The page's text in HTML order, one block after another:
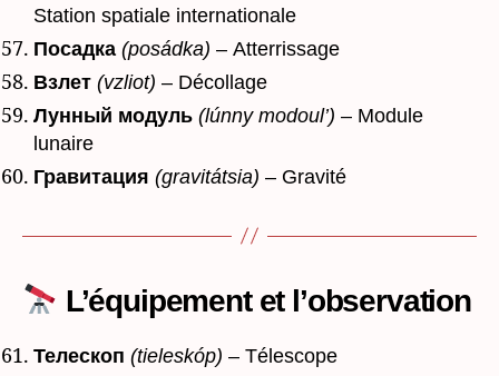
Station spatiale internationale
Посадка (posádka) – Atterrissage
Взлет (vzliot) – Décollage
Лунный модуль (lúnny modoul’) – Module
lunaire
Гравитация (gravitátsia) – Gravité
L’équipement et l’observation
Телескоп (tieleskóp) – Télescope